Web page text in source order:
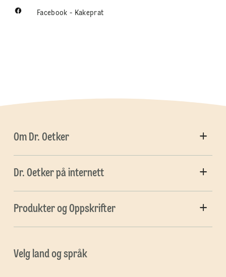
Facebook - Kakeprat
Om Dr. Oetker
Dr. Oetker på internett
Produkter og Oppskrifter
Velg land og språk